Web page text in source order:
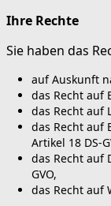
Ihre Rechte
Sie haben das
auf Auskunft
das Recht auf
das Recht auf
das Recht auf
Artikel 18 DS-
das Recht auf
GVO,
das Recht auf